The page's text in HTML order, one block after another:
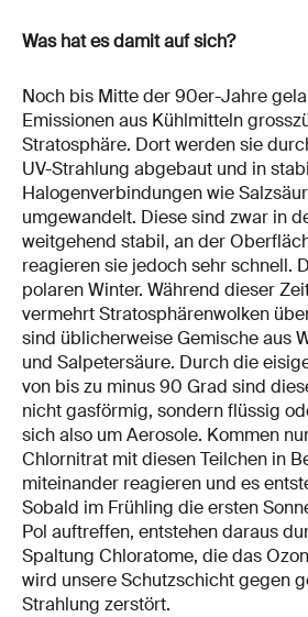
Was hat es damit auf sich?
Noch bis Mitte der 90er-Jahre
Emissionen aus Kühlmitteln
Stratosphäre. Dort werden sie
UV-Strahlung abgebaut und in
Halogenverbindungen wie
umgewandelt. Diese sind zwar in
weitgehend stabil, an der
reagieren sie jedoch sehr schnell.
polaren Winter. Während dieser
vermehrt Stratosphärenwolken
sind üblicherweise Gemische aus
und Salpetersäure. Durch die
von bis zu minus 90 Grad sind
nicht gasförmig, sondern flüssig
sich also um Aerosole. Kommen
Chlornitrat mit diesen Teilchen in
miteinander reagieren und es
Sobald im Frühling die ersten
Pol auftreffen, entstehen daraus
Spaltung Chloratome, die das
wird unsere Schutzschicht gegen
Strahlung zerstört.